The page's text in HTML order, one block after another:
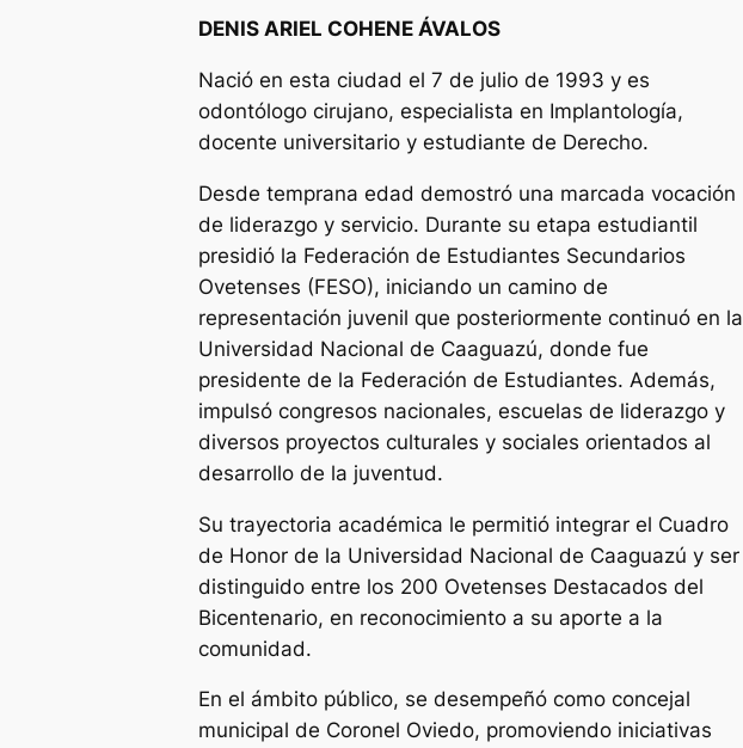
DENIS ARIEL COHENE ÁVALOS
Nació en esta ciudad el 7 de julio de 1993 y es
odontólogo cirujano, especialista en Implantología,
docente universitario y estudiante de Derecho.
Desde temprana edad demostró una marcada vocación
de liderazgo y servicio. Durante su etapa estudiantil
presidió la Federación de Estudiantes Secundarios
Ovetenses (FESO), iniciando un camino de
representación juvenil que posteriormente continuó en la
Universidad Nacional de Caaguazú, donde fue
presidente de la Federación de Estudiantes. Además,
impulsó congresos nacionales, escuelas de liderazgo y
diversos proyectos culturales y sociales orientados al
desarrollo de la juventud.
Su trayectoria académica le permitió integrar el Cuadro
de Honor de la Universidad Nacional de Caaguazú y ser
distinguido entre los 200 Ovetenses Destacados del
Bicentenario, en reconocimiento a su aporte a la
comunidad.
En el ámbito público, se desempeñó como concejal
municipal de Coronel Oviedo, promoviendo iniciativas